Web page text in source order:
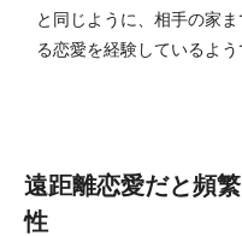
と同じように、相手の家
る恋愛を経験しているよう
遠距離恋愛だと頻
性